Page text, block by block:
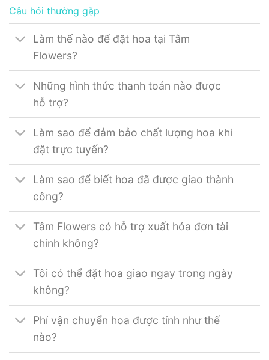
Câu hỏi thường gặp
Làm thế nào để đặt hoa tại Tâm
Flowers?
Những hình thức thanh toán nào được
hỗ trợ?
Làm sao để đảm bảo chất lượng hoa khi
đặt trực tuyến?
Làm sao để biết hoa đã được giao thành
công?
Tâm Flowers có hỗ trợ xuất hóa đơn tài
chính không?
Tôi có thể đặt hoa giao ngay trong ngày
không?
Phí vận chuyển hoa được tính như thế
nào?